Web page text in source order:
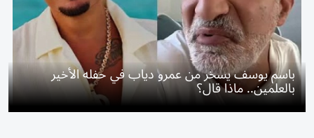
باسم يوسف يسخر من عمرو دياب في حفله الأخير
بالعلمين.. ماذا قال؟